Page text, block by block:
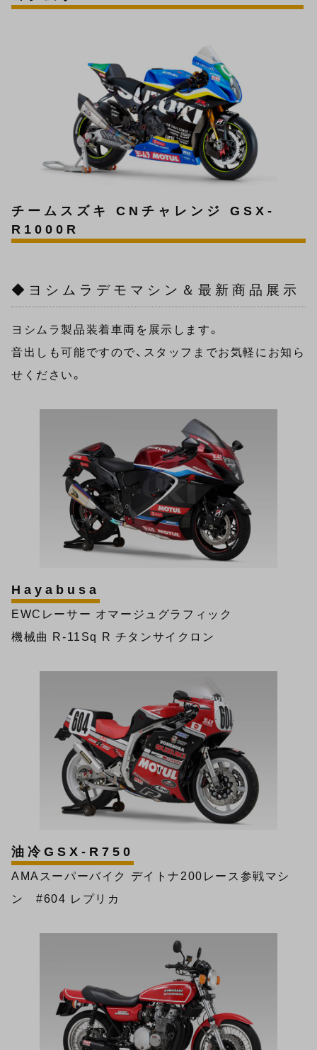
チームスズキ CNチャレンジ GSX-
R1000R
◆ヨシムラデモマシン＆最新商品展示
ヨシムラ製品装着車両を展示します。
音出しも可能ですので、スタッフまでお気軽にお知ら
せください。
Hayabusa
EWCレーサー オマージュグラフィック
機械曲 R-11Sq R チタンサイクロン
油冷GSX-R750
AMAスーパーバイク デイトナ200レース参戦マシ
ン #604 レプリカ